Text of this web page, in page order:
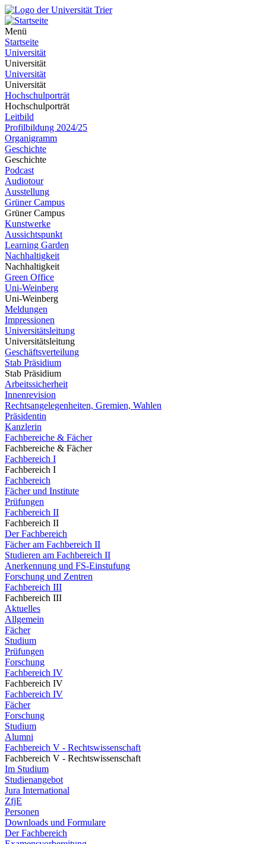
Menü
Startseite
Universität
Universität
Universität
Universität
Hochschulporträt
Hochschulporträt
Leitbild
Profilbildung 2024/25
Organigramm
Geschichte
Geschichte
Podcast
Audiotour
Ausstellung
Grüner Campus
Grüner Campus
Kunstwerke
Aussichtspunkt
Learning Garden
Nachhaltigkeit
Nachhaltigkeit
Green Office
Uni-Weinberg
Uni-Weinberg
Meldungen
Impressionen
Universitätsleitung
Universitätsleitung
Geschäftsverteilung
Stab Präsidium
Stab Präsidium
Arbeitssicherheit
Innenrevision
Rechtsangelegenheiten, Gremien, Wahlen
Präsidentin
Kanzlerin
Fachbereiche & Fächer
Fachbereiche & Fächer
Fachbereich I
Fachbereich I
Fachbereich
Fächer und Institute
Prüfungen
Fachbereich II
Fachbereich II
Der Fachbereich
Fächer am Fachbereich II
Studieren am Fachbereich II
Anerkennung und FS-Einstufung
Forschung und Zentren
Fachbereich III
Fachbereich III
Aktuelles
Allgemein
Fächer
Studium
Prüfungen
Forschung
Fachbereich IV
Fachbereich IV
Fachbereich IV
Fächer
Forschung
Studium
Alumni
Fachbereich V - Rechtswissenschaft
Fachbereich V - Rechtswissenschaft
Im Studium
Studienangebot
Jura International
ZfjE
Personen
Downloads und Formulare
Der Fachbereich